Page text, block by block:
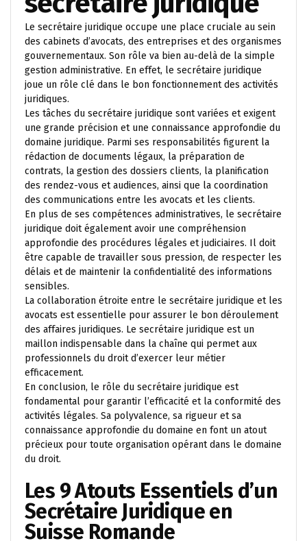
Le secrétaire juridique occupe une place cruciale au sein
des cabinets d’avocats, des entreprises et des organismes
gouvernementaux. Son rôle va bien au-delà de la simple
gestion administrative. En effet, le secrétaire juridique
joue un rôle clé dans le bon fonctionnement des activités
juridiques.
Les tâches du secrétaire juridique sont variées et exigent
une grande précision et une connaissance approfondie du
domaine juridique. Parmi ses responsabilités figurent la
rédaction de documents légaux, la préparation de
contrats, la gestion des dossiers clients, la planification
des rendez-vous et audiences, ainsi que la coordination
des communications entre les avocats et les clients.
En plus de ses compétences administratives, le secrétaire
juridique doit également avoir une compréhension
approfondie des procédures légales et judiciaires. Il doit
être capable de travailler sous pression, de respecter les
délais et de maintenir la confidentialité des informations
sensibles.
La collaboration étroite entre le secrétaire juridique et les
avocats est essentielle pour assurer le bon déroulement
des affaires juridiques. Le secrétaire juridique est un
maillon indispensable dans la chaîne qui permet aux
professionnels du droit d’exercer leur métier
efficacement.
En conclusion, le rôle du secrétaire juridique est
fondamental pour garantir l’efficacité et la conformité des
activités légales. Sa polyvalence, sa rigueur et sa
connaissance approfondie du domaine en font un atout
précieux pour toute organisation opérant dans le domaine
du droit.
Les 9 Atouts Essentiels d’un
Secrétaire Juridique en
Suisse Romande